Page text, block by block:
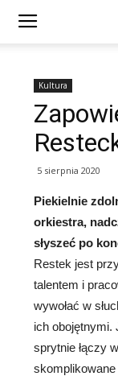
Kultura
5 sierpnia 2020
Piekielnie
orkiestra,
słyszeć po
Restek jest
talentem i
wywołać w
ich obojętnymi.
sprytnie łączy